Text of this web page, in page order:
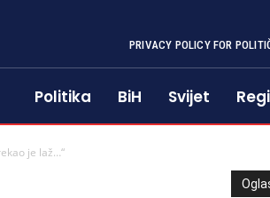
PRIVACY POLICY FOR
Politika BiH Svijet
je laž…“